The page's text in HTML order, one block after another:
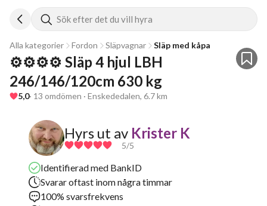
Sök efter det du vill hyra
Alla kategorier Fordon Släpvagnar Släp med kåpa
⚙️⚙️⚙️⚙️ Släp 4 hjul LBH
246/146/120cm 630 kg
5,0· 13 omdömen · Enskededalen, 6.7 km
Hyrs ut av Krister K
5/5
Identifierad med BankID
Svarar oftast inom några timmar
100% svarsfrekvens